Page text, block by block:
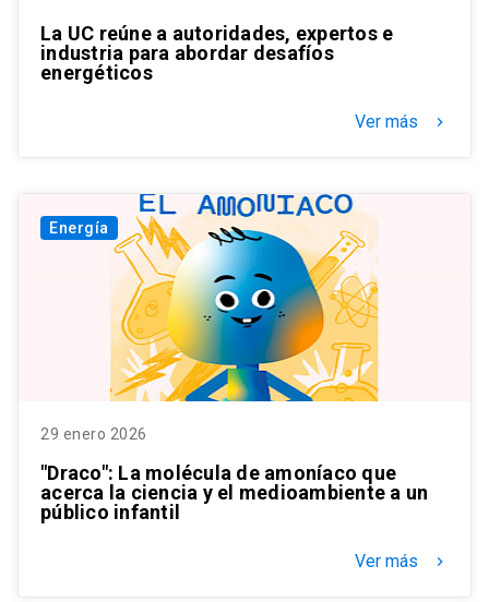
La UC reúne a autoridades, expertos e
industria para abordar desafíos
energéticos
Ver más keyboard_arrow_right
Energía
29 enero 2026
"Draco": La molécula de amoníaco que
acerca la ciencia y el medioambiente a un
público infantil
Ver más keyboard_arrow_right